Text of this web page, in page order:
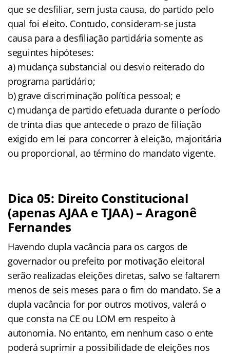
que se desfiliar, sem justa causa, do partido pelo
qual foi eleito. Contudo, consideram-se justa
causa para a desfiliação partidária somente as
seguintes hipóteses:
a) mudança substancial ou desvio reiterado do
programa partidário;
b) grave discriminação política pessoal; e
c) mudança de partido efetuada durante o período
de trinta dias que antecede o prazo de filiação
exigido em lei para concorrer à eleição, majoritária
ou proporcional, ao término do mandato vigente.
Dica 05: Direito Constitucional
(apenas AJAA e TJAA) – Aragonê
Fernandes
Havendo dupla vacância para os cargos de
governador ou prefeito por motivação eleitoral
serão realizadas eleições diretas, salvo se faltarem
menos de seis meses para o fim do mandato. Se a
dupla vacância for por outros motivos, valerá o
que consta na CE ou LOM em respeito à
autonomia. No entanto, em nenhum caso o ente
poderá suprimir a possibilidade de eleições nos